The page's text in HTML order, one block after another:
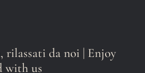
rilassati da noi | Enjoy
with us